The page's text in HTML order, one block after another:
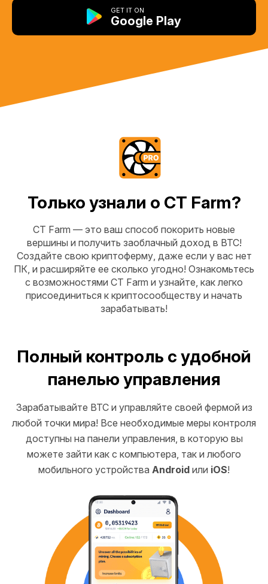
GET IT ON
Google Play
Только узнали о CT Farm?
CT Farm — это ваш способ покорить новые
вершины и получить заоблачный доход в BTC!
Создайте свою криптоферму, даже если у вас нет
ПК, и расширяйте ее сколько угодно! Ознакомьтесь
с возможностями CT Farm и узнайте, как легко
присоединиться к криптосообществу и начать
зарабатывать!
Полный контроль с удобной
панелью управления
Зарабатывайте BTC и управляйте своей фермой из
любой точки мира! Все необходимые меры контроля
доступны на панели управления, в которую вы
можете зайти как с компьютера, так и любого
мобильного устройства Android или iOS!